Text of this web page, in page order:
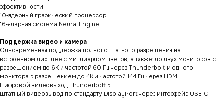
эффективности
10‑ядерный графический процессор
16‑ядерная система Neural Engine
Поддержка видео и камера
Одновременная поддержка полногоштатного разрешения на
встроенном дисплее с миллиардом цветов, а также: до двух мониторов с
разрешением до 6K и частотой 60 Гц через Thunderbolt и одного
монитора с разрешением до 4K и частотой 144 Гц через HDMI.
Цифровой видеовыход Thunderbolt 5
Штатный видеовывод по стандарту DisplayPort через интерфейс USB‑C